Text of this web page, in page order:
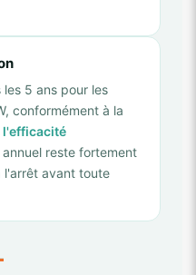
5 ans pour les
conformément à la
l'efficacité
reste fortement
avant toute